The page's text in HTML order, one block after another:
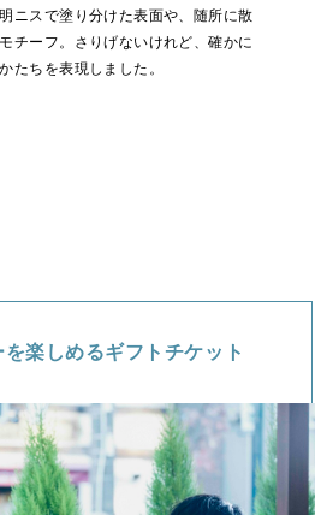
ニスで塗り分けた表面や、随所に散
チーフ。さりげないけれど、確かに
たちを表現しました。
楽しめるギフトチケット